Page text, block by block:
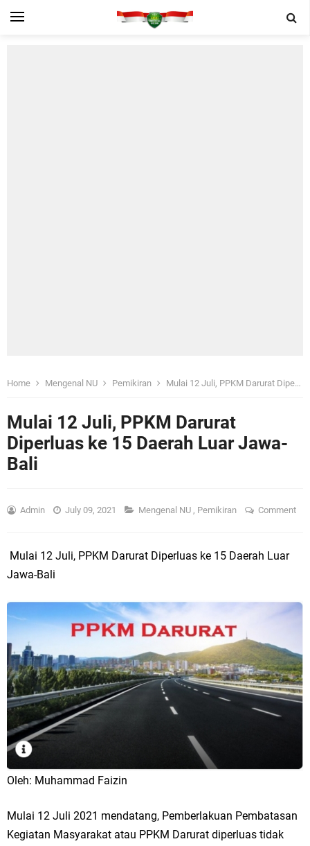
Home Mengenal NU Pemikiran Mulai 12 Juli, PPKM Darurat Diperluas ke 15 Daerah Luar Jawa-Bali
Mulai 12 Juli, PPKM Darurat
Diperluas ke 15 Daerah Luar Jawa-
Bali
Admin July 09, 2021 Mengenal NU , Pemikiran Comment
Mulai 12 Juli, PPKM Darurat Diperluas ke 15 Daerah Luar
Jawa-Bali
Oleh: Muhammad Faizin
Mulai 12 Juli 2021 mendatang, Pemberlakuan Pembatasan
Kegiatan Masyarakat atau PPKM Darurat diperluas tidak